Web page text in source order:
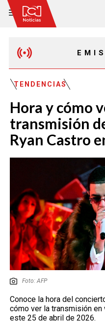
TENDENCIAS
Hora y cómo
transmisión
Ryan Castro
Foto: AFP
Conoce la hora del
cómo ver la transmisión en
este 25 de abril de 2026.